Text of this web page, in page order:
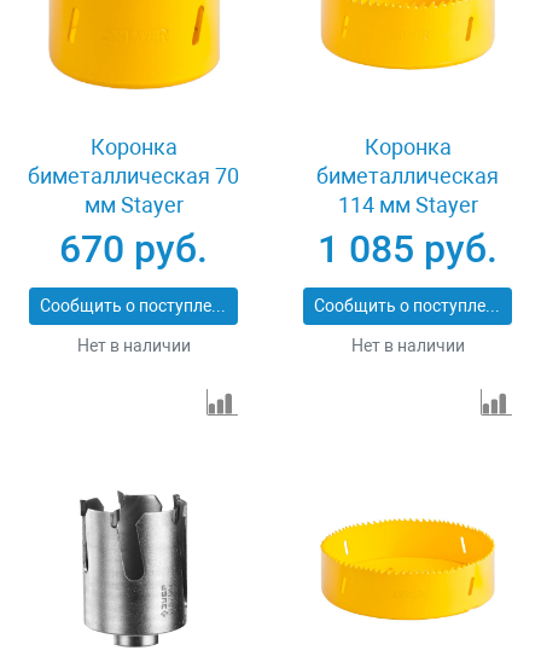
Коронка
биметаллическая 70
мм Stayer
PROFESSIONAL
29547-070
670 руб.
Сообщить о поступлении
Нет в наличии
Коронка
биметаллическая
114 мм Stayer
PROFESSIONAL
29547-114
1 085 руб.
Сообщить о поступлении
Нет в наличии